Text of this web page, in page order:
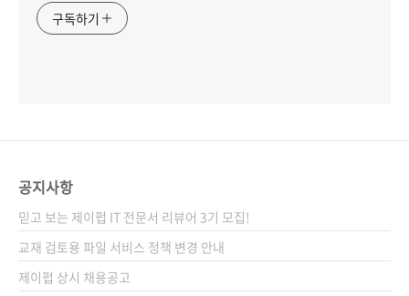
구독하기
공지사항
믿고 보는 제이펍 IT 전문서 리뷰어 3기 모집!
교재 검토용 파일 서비스 정책 변경 안내
제이펍 상시 채용공고